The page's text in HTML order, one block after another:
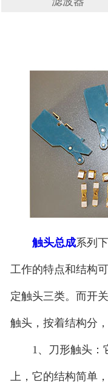
触头总成系列
工作的特点和结构
定触头三类。而开
触头，按着结构分
1、刀形触头：
上，它的结构简单